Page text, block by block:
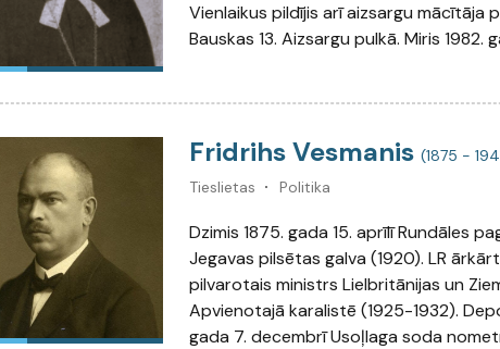
Vienlaikus pildījis arī aizsargu mācītāja
Bauskas 13. Aizsargu pulkā. Miris 1982.
Fridrihs Vesmanis (1875 -
Tieslietas
Politika
Dzimis 1875. gada 15. aprīlī Rundāles
Jegavas pilsētas galva (1920). LR
pilvarotais ministrs Lielbritānijas un
Apvienotajā karalistē (1925-1932).
gada 7. decembrī Usoļlaga soda